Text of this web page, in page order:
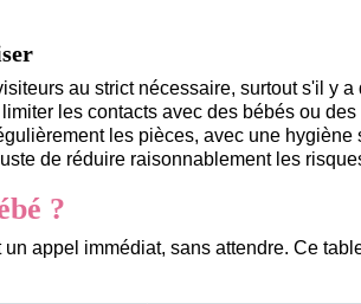
au strict nécessaire, surtout s'il y a
les contacts avec des bébés ou
les pièces, avec une hygiène
de réduire raisonnablement les
?
appel immédiat, sans attendre. Ce